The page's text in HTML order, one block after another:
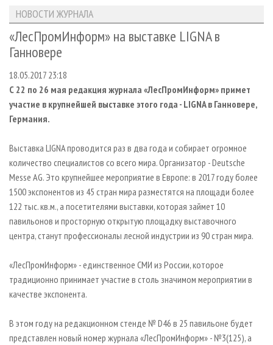
ЛЕСОЗАГОТОВКА
ЛЕСОПИЛЕНИЕ
СУШКА ДРЕВЕСИНЫ
ПРОИЗВОДСТВО ДРЕВЕСНЫХ ПЛИТ
ПРОИЗВОДСТВО МЕБЕЛИ
БИОЭНЕРГЕТИКА
ЦБП
ИНСТРУМЕНТ И МАТЕРИАЛЫ
НОВОСТИ ЛПК
НОВОСТИ ЖУРНАЛА
ПРОЕКТЫ ЛПИ
АНАЛИТИКА
ПРЕДПРИЯТИЯ ЛПК
ПЕРСОНЫ
МОБИЛЬНЫЕ ВЫСТАВКИ
ПРИОРИТЕТНЫЕ ИНВЕСТПРОЕКТЫ
RUSSIAN FORESTRY REVIEW
ГАЗЕТА ЛЕСПРОМФОРУМ
БИБЛИОТЕКА СПЕЦИАЛИСТА
АРХИВ
АРХИВ ЖУРНАЛОВ
О ЖУРНАЛЕ
ПОДПИСКА
КОНТАКТЫ
РЕКЛАМОДАТЕЛЯМ
РЕКЛАМА
РЕКЛАМА НА САЙТЕ
НОВОСТИ ЖУРНАЛА
«ЛесПромИнформ» на выставке LIGNA в
Ганновере
18.05.2017 23:18
С 22 по 26 мая редакция журнала «ЛесПромИнформ» примет
участие в крупнейшей выставке этого года - LIGNA в Ганновере,
Германия.
Выставка LIGNA проводится раз в два года и собирает огромное
количество специалистов со всего мира. Организатор - Deutsche
Messe AG. Это крупнейшее мероприятие в Европе: в 2017 году более
1500 экспонентов из 45 стран мира разместятся на площади более
122 тыс. кв.м., а посетителями выставки, которая займет 10
павильонов и просторную открытую площадку выставочного
центра, станут профессионалы лесной индустрии из 90 стран мира.
«ЛесПромИнформ» - единственное СМИ из России, которое
традиционно принимает участие в столь значимом мероприятии в
качестве экспонента.
В этом году на редакционном стенде № D46 в 25 павильоне будет
представлен новый номер журнала «ЛесПромИнформ» - №3(125), а